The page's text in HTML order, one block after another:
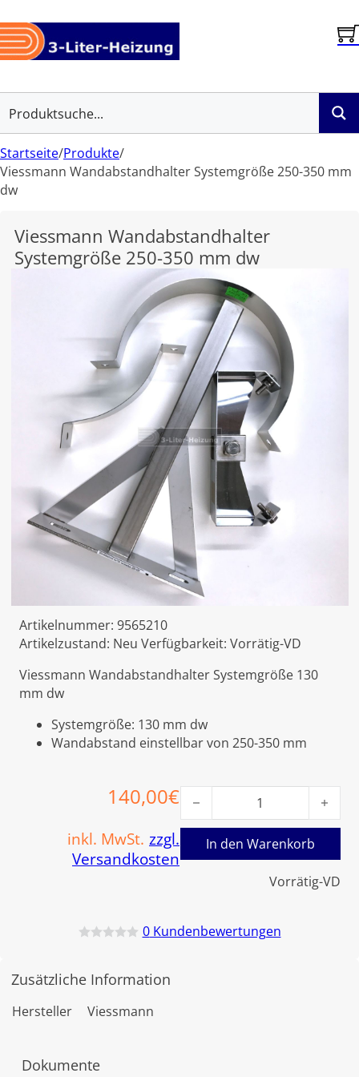
Startseite/Produkte/
Viessmann Wandabstandhalter Systemgröße 250-350 mm
dw
Viessmann Wandabstandhalter
Systemgröße 250-350 mm dw
Artikelnummer: 9565210
Artikelzustand: Neu Verfügbarkeit: Vorrätig-VD
Viessmann Wandabstandhalter Systemgröße 130
mm dw
Systemgröße: 130 mm dw
Wandabstand einstellbar von 250-350 mm
140,00€
inkl. MwSt. zzgl.
Versandkosten
Vorrätig-VD
Viessmann
In den Warenkorb
e
t
0Kundenbewertungen
Zusätzliche Information
Hersteller Viessmann
Dokumente